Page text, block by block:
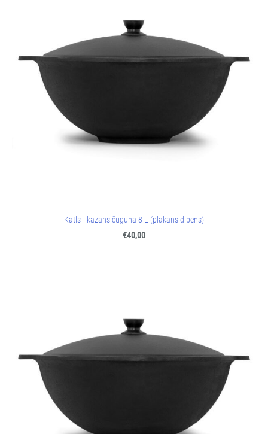
Katls - kazans čuguna 8 L (plakans dibens)
€40,00